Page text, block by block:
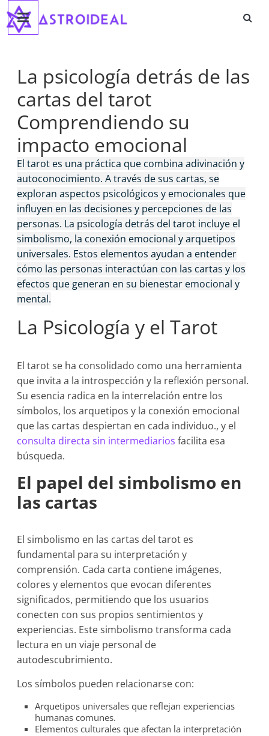
Saltar
contenido
Astroideal
La psicología detrás de las
cartas del tarot
Comprendiendo su
impacto emocional
El tarot es una práctica que combina adivinación y
autoconocimiento. A través de sus cartas, se
exploran aspectos psicológicos y emocionales que
influyen en las decisiones y percepciones de las
personas. La psicología detrás del tarot incluye el
simbolismo, la conexión emocional y arquetipos
universales. Estos elementos ayudan a entender
cómo las personas interactúan con las cartas y los
efectos que generan en su bienestar emocional y
mental.
La Psicología y el Tarot
El tarot se ha consolidado como una herramienta
que invita a la introspección y la reflexión personal.
Su esencia radica en la interrelación entre los
símbolos, los arquetipos y la conexión emocional
que las cartas despiertan en cada individuo., y el
consulta directa sin intermediarios facilita esa
búsqueda.
El papel del simbolismo en
las cartas
El simbolismo en las cartas del tarot es
fundamental para su interpretación y
comprensión. Cada carta contiene imágenes,
colores y elementos que evocan diferentes
significados, permitiendo que los usuarios
conecten con sus propios sentimientos y
experiencias. Este simbolismo transforma cada
lectura en un viaje personal de
autodescubrimiento.
Los símbolos pueden relacionarse con:
Arquetipos universales que reflejan experiencias
humanas comunes.
Elementos culturales que afectan la interpretación